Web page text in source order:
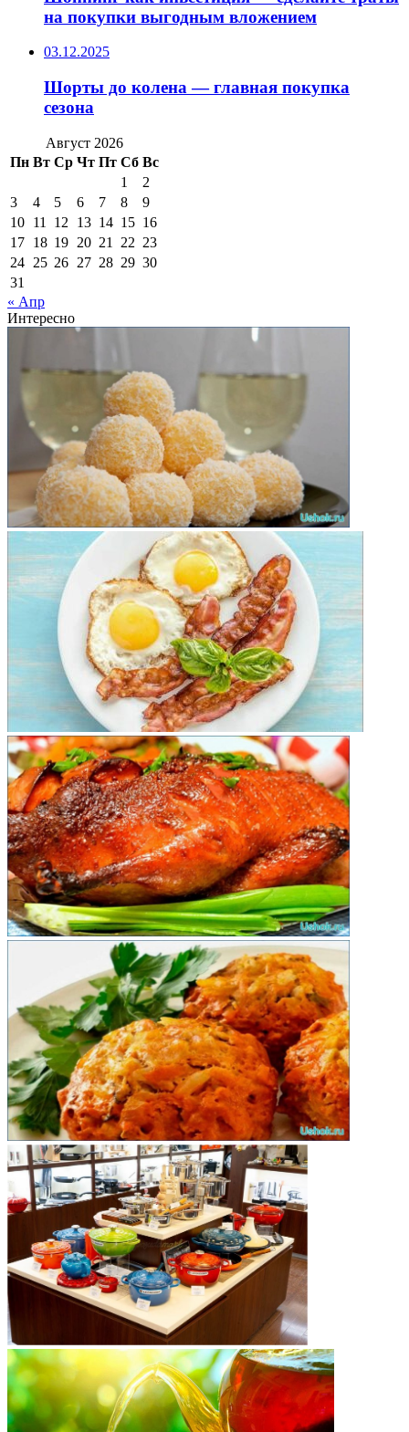
на покупки выгодным вложением
03.12.2025
Шорты до колена — главная покупка
сезона
Август 2026
Пн Вт Ср Чт Пт Сб Вс
1
2
3
4 5 6 7 8
9
10 11 12 13 14 15 16
17 18 19 20 21 22 23
24 25 26 27 28 29 30
31
« Апр
Интересно